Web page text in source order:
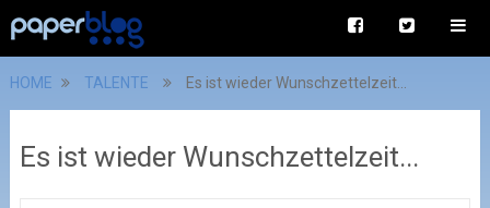
HOME TALENTE Es ist wieder Wunschzettelzeit...
Es ist wieder Wunschzettelzeit...